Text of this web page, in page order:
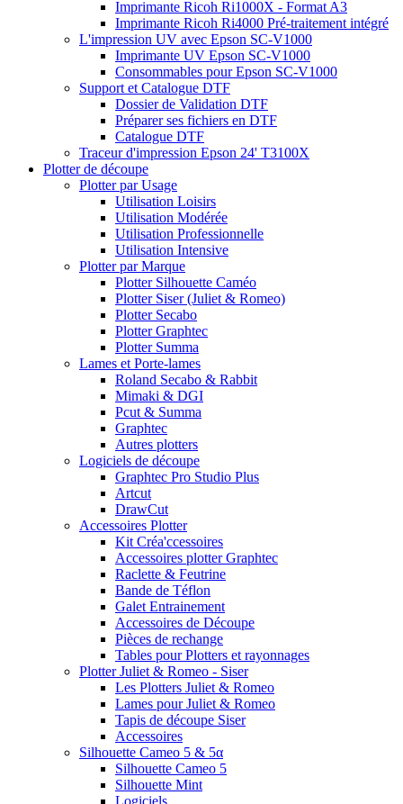
Imprimante Ricoh Ri1000X - Format A3
Imprimante Ricoh Ri4000 Pré-traitement intégré
L'impression UV avec Epson SC-V1000
Imprimante UV Epson SC-V1000
Consommables pour Epson SC-V1000
Support et Catalogue DTF
Dossier de Validation DTF
Préparer ses fichiers en DTF
Catalogue DTF
Traceur d'impression Epson 24' T3100X
Plotter de découpe
Plotter par Usage
Utilisation Loisirs
Utilisation Modérée
Utilisation Professionnelle
Utilisation Intensive
Plotter par Marque
Plotter Silhouette Caméo
Plotter Siser (Juliet & Romeo)
Plotter Secabo
Plotter Graphtec
Plotter Summa
Lames et Porte-lames
Roland Secabo & Rabbit
Mimaki & DGI
Pcut & Summa
Graphtec
Autres plotters
Logiciels de découpe
Graphtec Pro Studio Plus
Artcut
DrawCut
Accessoires Plotter
Kit Créa'ccessoires
Accessoires plotter Graphtec
Raclette & Feutrine
Bande de Téflon
Galet Entrainement
Accessoires de Découpe
Pièces de rechange
Tables pour Plotters et rayonnages
Plotter Juliet & Romeo - Siser
Les Plotters Juliet & Romeo
Lames pour Juliet & Romeo
Tapis de découpe Siser
Accessoires
Silhouette Cameo 5 & 5α
Silhouette Cameo 5
Silhouette Mint